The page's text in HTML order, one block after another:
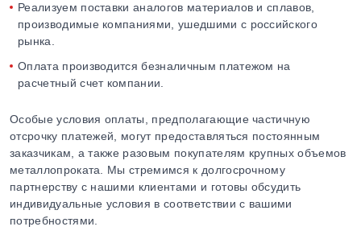
Реализуем поставки аналогов материалов и сплавов,
производимые компаниями, ушедшими с российского
рынка.
Оплата производится безналичным платежом на
расчетный счет компании.
Особые условия оплаты, предполагающие частичную
отсрочку платежей, могут предоставляться постоянным
заказчикам, а также разовым покупателям крупных объемов
металлопроката. Мы стремимся к долгосрочному
партнерству с нашими клиентами и готовы обсудить
индивидуальные условия в соответствии с вашими
потребностями.